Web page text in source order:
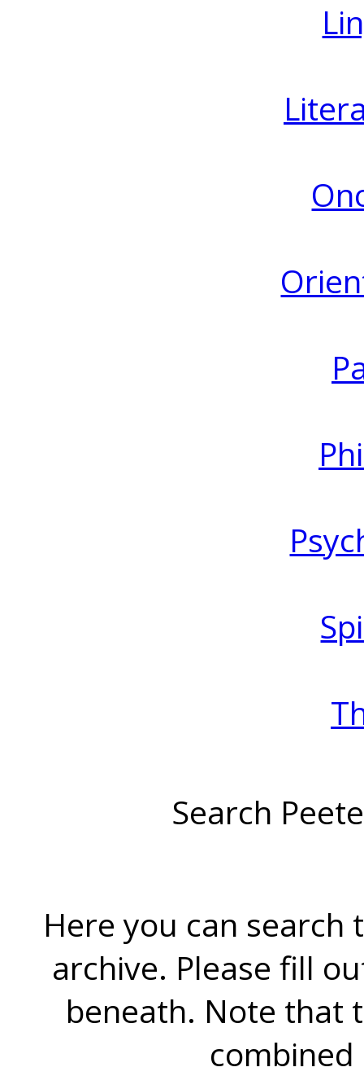
Search
Here you can search
archive. Please fill
beneath. Note that
combined